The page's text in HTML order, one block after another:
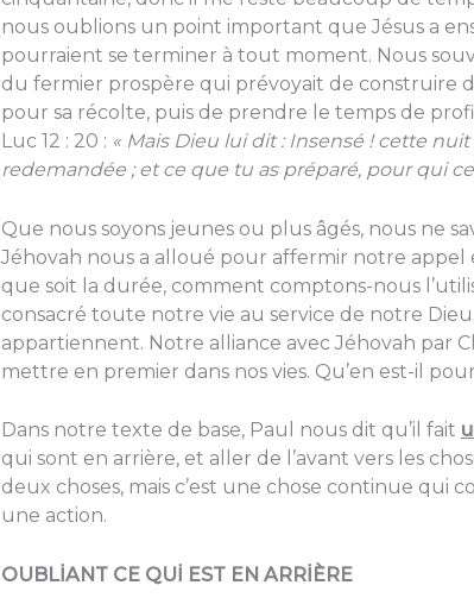
nous oublions un point important que Jésus a
pourraient se terminer à tout moment. Nous
du fermier prospère qui prévoyait de construire
pour sa récolte, puis de prendre le temps de
Luc 12 : 20 : « Mais Dieu lui dit : Insensé ! cette
redemandée ; et ce que tu as préparé, pour qui
Que nous soyons jeunes ou plus âgés, nous ne
Jéhovah nous a alloué pour affermir notre
que soit la durée, comment comptons-nous
consacré toute notre vie au service de notre
appartiennent. Notre alliance avec Jéhovah par
mettre en premier dans nos vies. Qu’en est-il
Dans notre texte de base, Paul nous dit qu’il fait
qui sont en arrière, et aller de l’avant vers les
deux choses, mais c’est une chose continue qui
une action.
OUBLİANT CE QUİ EST EN ARRİÈRE